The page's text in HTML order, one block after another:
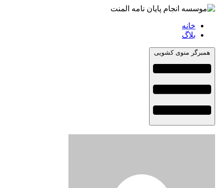
خانه
بلاگ
همبرگر منوی کشویی